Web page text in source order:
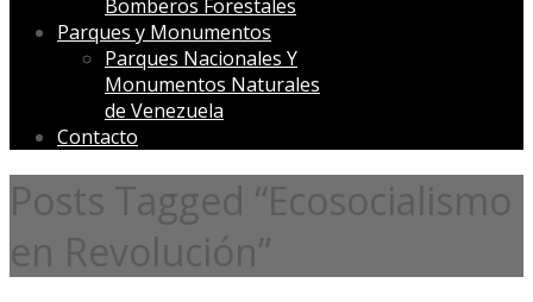
Bomberos Forestales
Parques y Monumentos
Parques Nacionales Y
Monumentos Naturales
de Venezuela
Contacto
Posts Tagged “Ecosocialismo
en Revolución”